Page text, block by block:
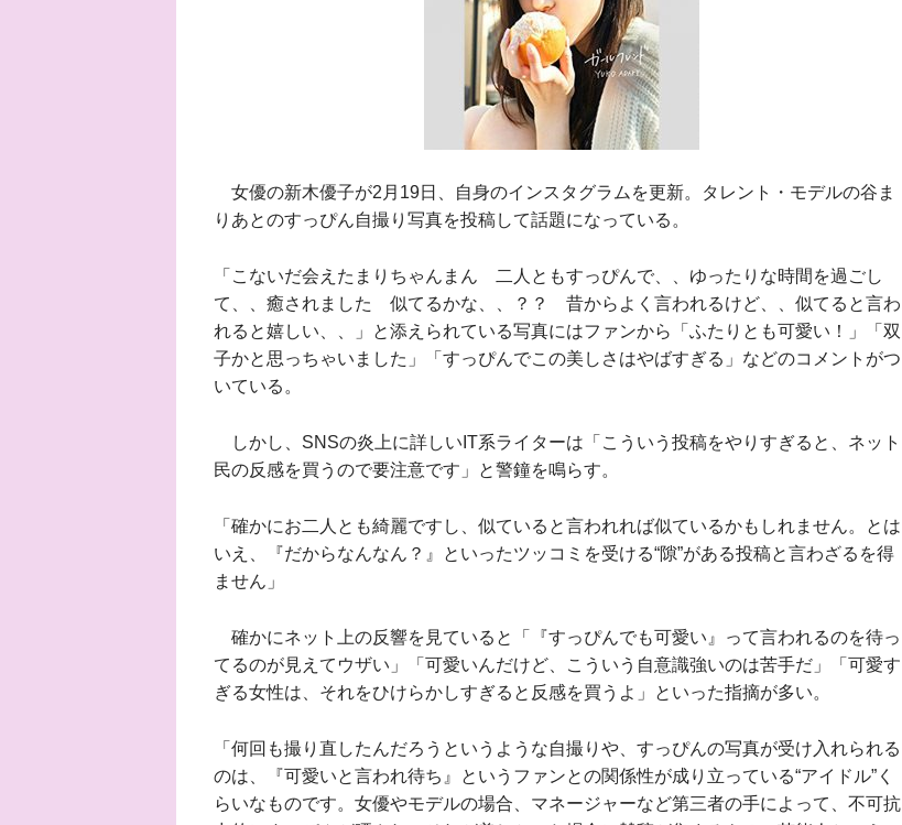
女優の新木優子が2月19日、自身のインスタグラムを更新。タレント・モデルの谷ま
りあとのすっぴん自撮り写真を投稿して話題になっている。
「こないだ会えたまりちゃんまん 二人ともすっぴんで、、ゆったりな時間を過ごし
て、、癒されました 似てるかな、、？？ 昔からよく言われるけど、、似てると言わ
れると嬉しい、、」と添えられている写真にはファンから「ふたりとも可愛い！」「双
子かと思っちゃいました」「すっぴんでこの美しさはやばすぎる」などのコメントがつ
いている。
しかし、SNSの炎上に詳しいIT系ライターは「こういう投稿をやりすぎると、ネット
民の反感を買うので要注意です」と警鐘を鳴らす。
「確かにお二人とも綺麗ですし、似ていると言われれば似ているかもしれません。とは
いえ、『だからなんなん？』といったツッコミを受ける“隙”がある投稿と言わざるを得
ません」
確かにネット上の反響を見ていると「『すっぴんでも可愛い』って言われるのを待っ
てるのが見えてウザい」「可愛いんだけど、こういう自意識強いのは苦手だ」「可愛す
ぎる女性は、それをひけらかしすぎると反感を買うよ」といった指摘が多い。
「何回も撮り直したんだろうというような自撮りや、すっぴんの写真が受け入れられる
のは、『可愛いと言われ待ち』というファンとの関係性が成り立っている“アイドル”く
らいなものです。女優やモデルの場合、マネージャーなど第三者の手によって、不可抗